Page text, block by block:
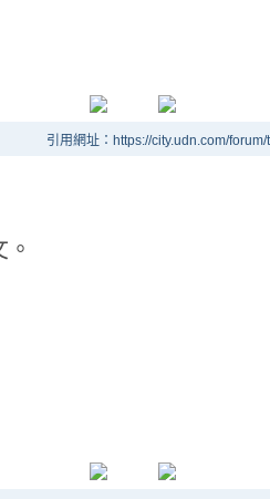
引用網址：https://city.udn.com/